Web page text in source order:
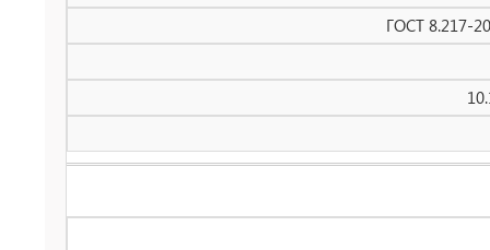
ГОСТ 8.217-